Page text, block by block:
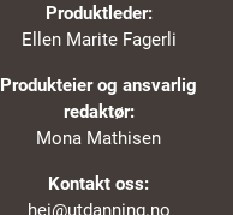
Produktleder:
Ellen Marite Fagerli
Produkteier og ansvarlig
redaktør:
Mona Mathisen
Kontakt oss:
hei@utdanning.no